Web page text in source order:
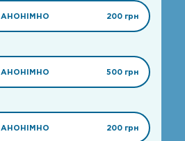
АНОНІМНО 200 грн
АНОНІМНО 500 грн
АНОНІМНО 200 грн